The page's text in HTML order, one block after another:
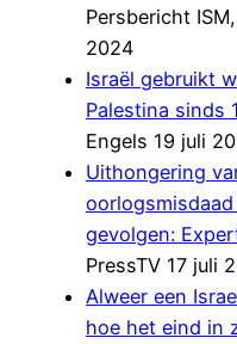
Persbericht
2024
Israël gebruikt
Palestina sinds
Engels 19 juli
Uithongering
gevolgen:
PressTV 17 juli
Alweer een
hoe het eind in